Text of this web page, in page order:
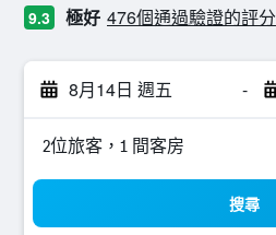
9.3 極好 476個通過驗證的評分
8月14日 週五 -
2位旅客，1 間客房
搜尋